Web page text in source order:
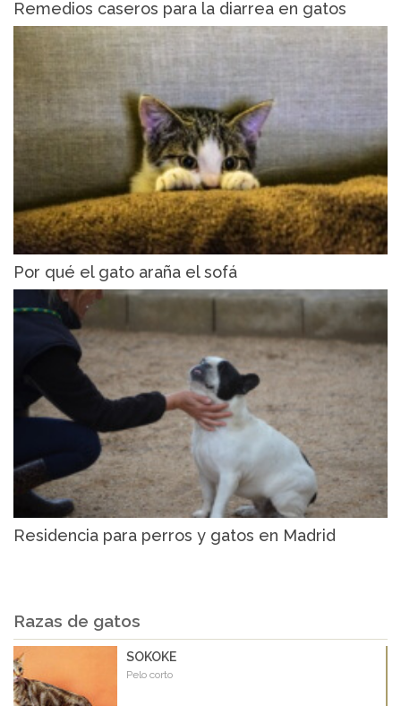
Remedios caseros para la diarrea en gatos
Por qué el gato araña el sofá
Residencia para perros y gatos en Madrid
Razas de gatos
SOKOKE
Pelo corto